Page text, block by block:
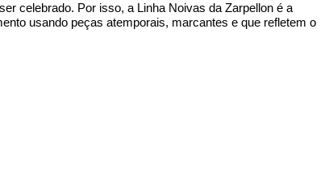
celebrado. Por isso, a Linha Noivas da Zarpellon é a
usando peças atemporais, marcantes e que refletem o